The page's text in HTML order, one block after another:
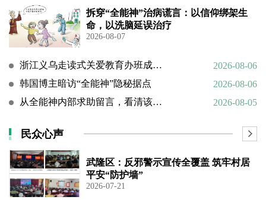
拆穿“全能神”治病谎言：以信仰绑架生
命，以洗脑延误治疗
2026-08-07
浙江义乌走读式关爱教育办班成功转化9名“全能神”“全范围教会”等邪教人员
2026-08-06
韩国博主暗访“全能神”隐秘据点
2026-08-06
从全能神内部求助留言，看清该邪教扭曲的相处环境与常态化的精神 PUA
2026-08-05
民众心声
武隆区：反邪警示宣传全覆盖 筑牢村居
平安“防护墙”
2026-07-21